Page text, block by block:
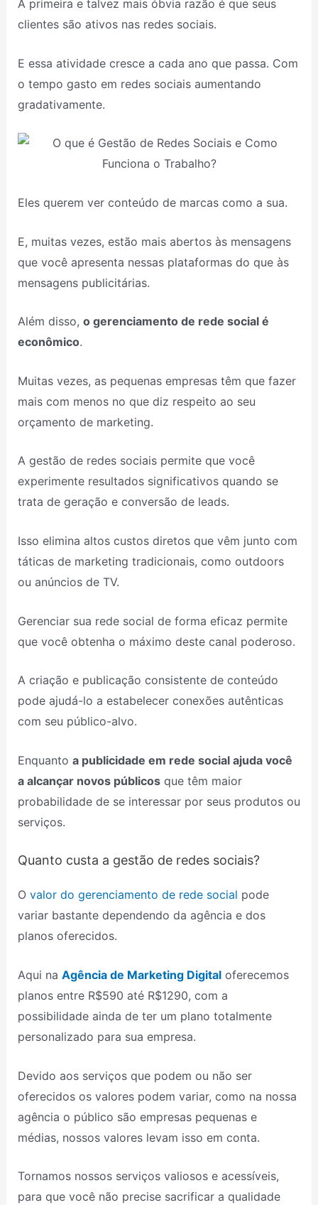
A primeira e talvez mais óbvia razão é que seus
clientes são ativos nas redes sociais.
E essa atividade cresce a cada ano que passa. Com
o tempo gasto em redes sociais aumentando
gradativamente.
Eles querem ver conteúdo de marcas como a sua.
E, muitas vezes, estão mais abertos às mensagens
que você apresenta nessas plataformas do que às
mensagens publicitárias.
Além disso, o gerenciamento de rede social é
econômico.
Muitas vezes, as pequenas empresas têm que fazer
mais com menos no que diz respeito ao seu
orçamento de marketing.
A gestão de redes sociais permite que você
experimente resultados significativos quando se
trata de geração e conversão de leads.
Isso elimina altos custos diretos que vêm junto com
táticas de marketing tradicionais, como outdoors
ou anúncios de TV.
Gerenciar sua rede social de forma eficaz permite
que você obtenha o máximo deste canal poderoso.
A criação e publicação consistente de conteúdo
pode ajudá-lo a estabelecer conexões autênticas
com seu público-alvo.
Enquanto a publicidade em rede social ajuda você
a alcançar novos públicosque têm maior
probabilidade de se interessar por seus produtos ou
serviços.
Quanto custa a gestão de redes sociais?
O valor do gerenciamento de rede social pode
variar bastante dependendo da agência e dos
planos oferecidos.
Aqui na Agência de Marketing Digitaloferecemos
planos entre R$590 até R$1290, com a
possibilidade ainda de ter um plano totalmente
personalizado para sua empresa.
Devido aos serviços que podem ou não ser
oferecidos os valores podem variar, como na nossa
agência o público são empresas pequenas e
médias, nossos valores levam isso em conta.
Tornamos nossos serviços valiosos e acessíveis,
para que você não precise sacrificar a qualidade